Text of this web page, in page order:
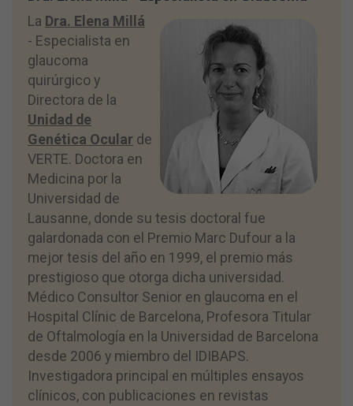
La Dra. Elena Millá
- Especialista en
glaucoma
quirúrgico y
Directora de la
Unidad de
Genética Ocular de
VERTE. Doctora en
Medicina por la
Universidad de
Lausanne, donde su tesis doctoral fue
galardonada con el Premio Marc Dufour a la
mejor tesis del año en 1999, el premio más
prestigioso que otorga dicha universidad.
Médico Consultor Senior en glaucoma en el
Hospital Clínic de Barcelona, Profesora Titular
de Oftalmología en la Universidad de Barcelona
desde 2006 y miembro del IDIBAPS.
Investigadora principal en múltiples ensayos
clínicos, con publicaciones en revistas